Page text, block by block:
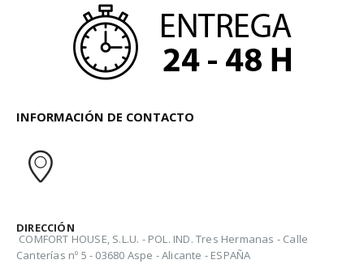
INFORMACIÓN DE CONTACTO
DIRECCIÓN
COMFORT HOUSE, S.L.U. - POL. IND. Tres Hermanas - Calle
Canterías nº 5 - 03680 Aspe - Alicante - ESPAÑA